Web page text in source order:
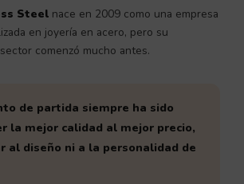
Steel nace en 2009 como una empresa
en joyería en acero, pero su
comenzó mucho antes.
de partida siempre ha sido
la mejor calidad al mejor precio,
al diseño ni a la personalidad de